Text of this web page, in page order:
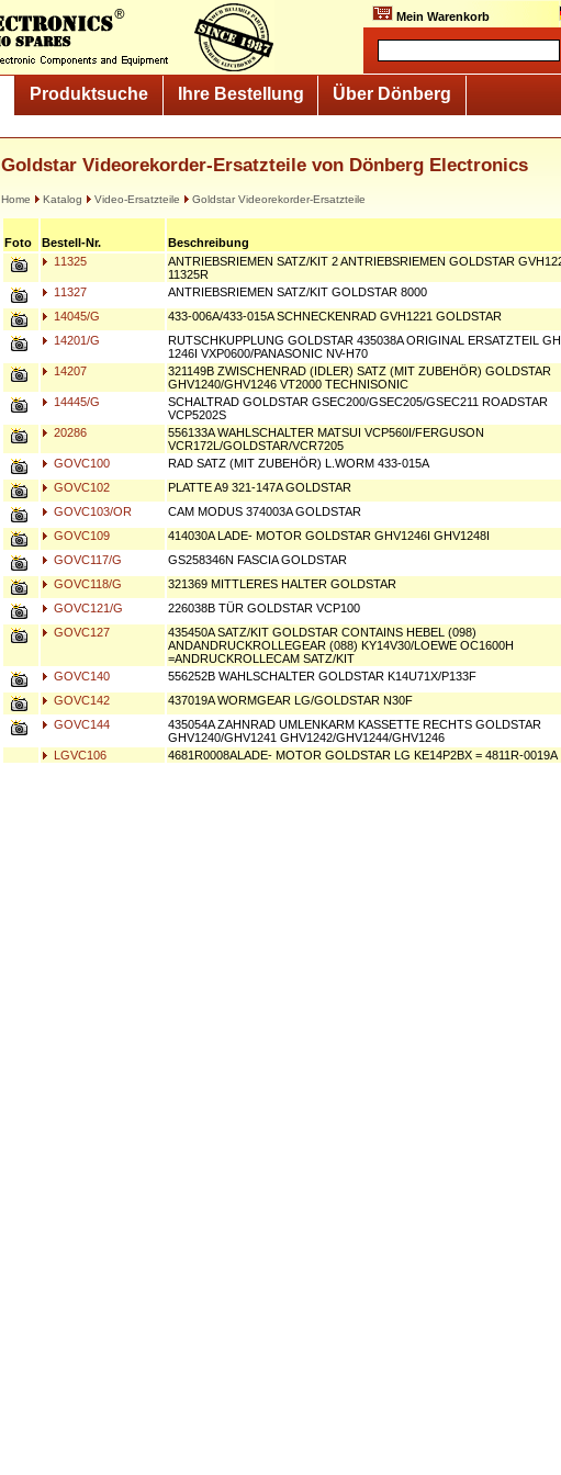
Mein Warenkorb
Produktsuche Ihre Bestellung Über Dönberg
Goldstar Videorekorder-Ersatzteile von Dönberg Electronics
Home Katalog Video-Ersatzteile Goldstar Videorekorder-Ersatzteile
Foto Bestell-Nr. Beschreibung
11325
ANTRIEBSRIEMEN SATZ/KIT 2 ANTRIEBSRIEMEN GOLDSTAR
11325R
11327 ANTRIEBSRIEMEN SATZ/KIT GOLDSTAR 8000
14045/G
433-006A/433-015A SCHNECKENRAD GVH1221 GOLDSTAR
14201/G
RUTSCHKUPPLUNG GOLDSTAR 435038A ORIGINAL ERSATZTEIL
1246I VXP0600/PANASONIC NV-H70
14207
321149B ZWISCHENRAD (IDLER) SATZ (MIT ZUBEHÖR) GOLDSTAR
GHV1240/GHV1246 VT2000 TECHNISONIC
14445/G
SCHALTRAD GOLDSTAR GSEC200/GSEC205/GSEC211 ROADSTAR
VCP5202S
20286
556133A WAHLSCHALTER MATSUI VCP560I/FERGUSON
VCR172L/GOLDSTAR/VCR7205
GOVC100 RAD SATZ (MIT ZUBEHÖR) L.WORM 433-015A
GOVC102
PLATTE A9 321-147A GOLDSTAR
GOVC103/OR
CAM MODUS 374003A GOLDSTAR
GOVC109
414030A LADE- MOTOR GOLDSTAR GHV1246I GHV1248I
GOVC117/G
GS258346N FASCIA GOLDSTAR
GOVC118/G
321369 MITTLERES HALTER GOLDSTAR
GOVC121/G
226038B TÜR GOLDSTAR VCP100
GOVC127
435450A SATZ/KIT GOLDSTAR CONTAINS HEBEL (098)
ANDANDRUCKROLLEGEAR (088) KY14V30/LOEWE OC1600H
=ANDRUCKROLLECAM SATZ/KIT
GOVC140 556252B WAHLSCHALTER GOLDSTAR K14U71X/P133F
GOVC142
437019A WORMGEAR LG/GOLDSTAR N30F
GOVC144
435054A ZAHNRAD UMLENKARM KASSETTE RECHTS GOLDSTAR
GHV1240/GHV1241 GHV1242/GHV1244/GHV1246
LGVC106 4681R0008ALADE- MOTOR GOLDSTAR LG KE14P2BX = 4811R-0019A